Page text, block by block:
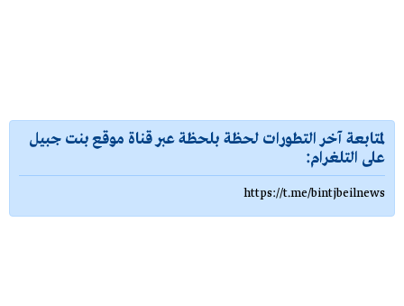
لمتابعة آخر التطورات لحظة بلحظة عبر قناة موقع بنت جبيل
على التلغرام:
https://t.me/bintjbeilnews